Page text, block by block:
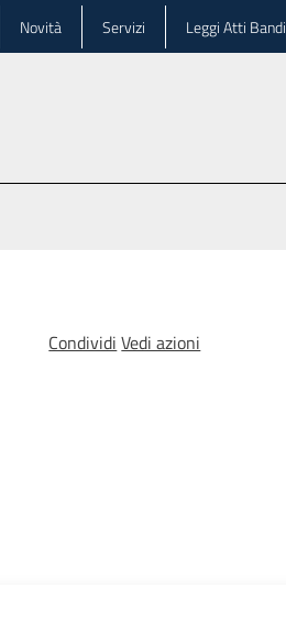
Novità Servizi Leggi Atti Bandi
Condividi Vedi azioni